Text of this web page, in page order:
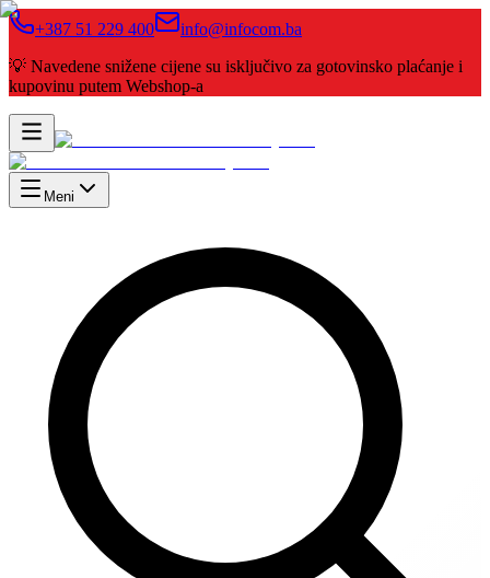
+387 51 229 400
info@infocom.ba
💡 Navedene snižene cijene su isključivo za gotovinsko plaćanje i
kupovinu putem Webshop-a
Meni